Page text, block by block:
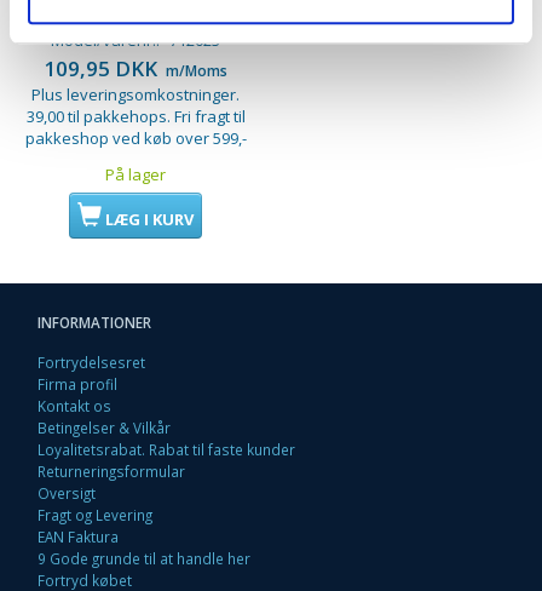
Model/varenr.: 712023
109,95 DKK m/Moms
Plus leveringsomkostninger.
39,00 til pakkehops. Fri fragt til
pakkeshop ved køb over 599,-
På lager
LÆG I KURV
INFORMATIONER
Fortrydelsesret
Firma profil
Kontakt os
Betingelser & Vilkår
Loyalitetsrabat. Rabat til faste kunder
Returneringsformular
Oversigt
Fragt og Levering
EAN Faktura
9 Gode grunde til at handle her
Fortryd købet